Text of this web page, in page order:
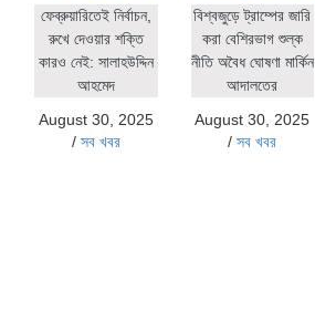
ফেব্রুয়ারিতেই নির্বাচন,
রুখে দেওয়ার শক্তি
কারও নেই: সালাহউদ্দিন
আহমেদ
August 30, 2025
/সব খবর
বিশ্বজুড়ে ট্রাম্পের জারি
করা বেশিরভাগ শুল্ক
নীতি অবৈধ ঘোষণা মার্কিন
আদালতের
August 30, 2025
/সব খবর